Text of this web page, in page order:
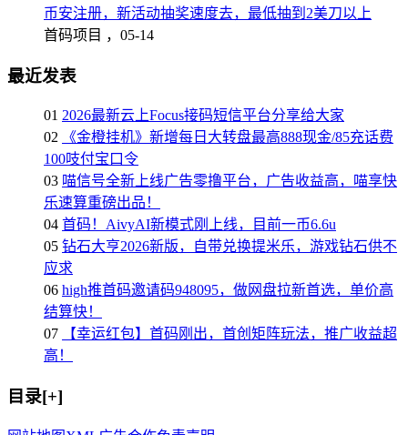
币安注册，新活动抽奖速度去，最低抽到2美刀以上
首码项目 ， 05-14
最近发表
01 2026最新云上Focus接码短信平台分享给大家
02
《金橙挂机》新增每日大转盘最高888现金/85充话费
100吱付宝口令
03 喵信号全新上线广告零撸平台，广告收益高，喵享快
乐速算重磅出品！
04 首码！AivyAI新模式刚上线，目前一币6.6u
05 钻石大亨2026新版，自带兑换提米乐，游戏钻石供不
应求
06 high推首码邀请码948095，做网盘拉新首选，单价高
结算快！
07
【幸运红包】首码刚出，首创矩阵玩法，推广收益超
高！
目录[+]